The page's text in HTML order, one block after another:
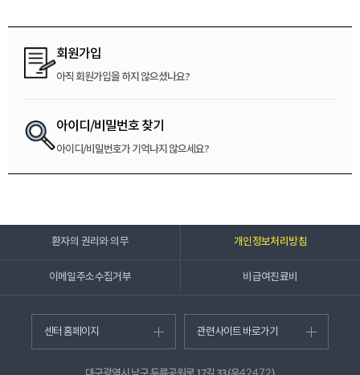
회원가입
아직 회원가입을 하지 않으셨나요?
아이디/비밀번호 찾기
아이디/비밀번호가 기억나지 않으세요?
환자의 권리와 의무 개인정보처리방침
이메일주소수집거부 비급여진료비
센터 홈페이지 관련사이트 바로가기